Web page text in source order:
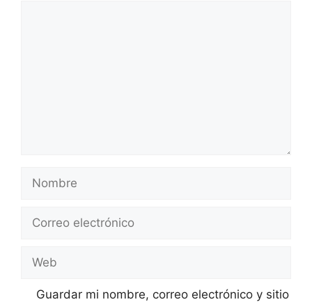
electrónico
Guardar mi nombre, correo electrónico y sitio